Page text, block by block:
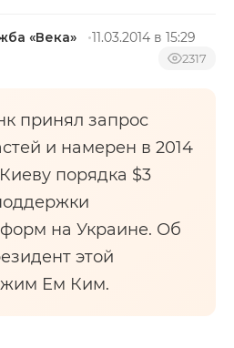
«Века» 11.03.2014 в 15:29
2317
принял запрос
и намерен в 2014
порядка $3
на Украине. Об
этой
Ем Ким.